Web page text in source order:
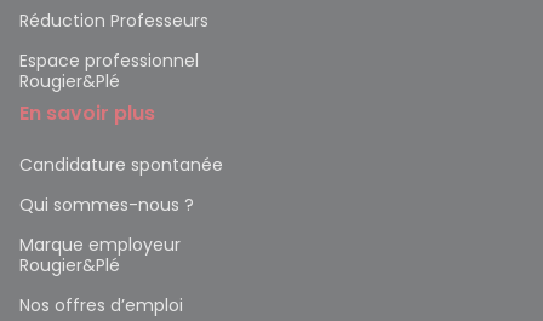
Réduction Professeurs
Espace professionnel
Rougier&Plé
En savoir plus
Candidature spontanée
Qui sommes-nous ?
Marque employeur
Rougier&Plé
Nos offres d’emploi